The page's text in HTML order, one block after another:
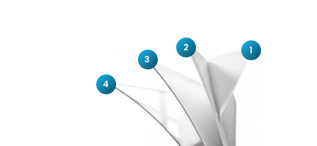
1
2
3
4